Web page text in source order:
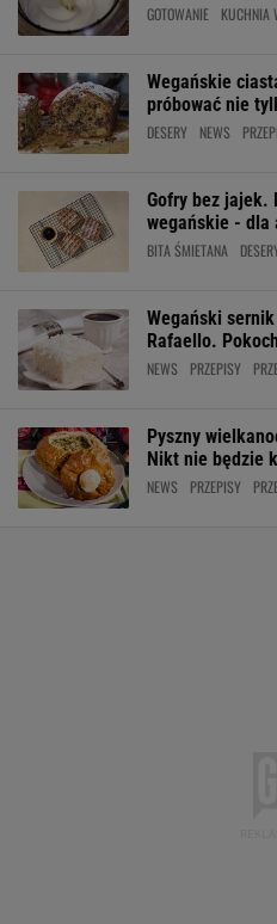
GOTOWANIE KUCHNIA
Wegańskie
próbować nie
DESERY NEWS
Gofry bez jajek.
wegańskie -
BITA ŚMIETANA
Wegański
Rafaello.
NEWS PRZEPISY
Pyszny
Nikt nie będzie
NEWS PRZEPISY